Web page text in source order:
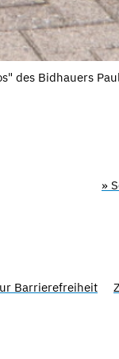
des Bidhauers
»
Barrierefreiheit